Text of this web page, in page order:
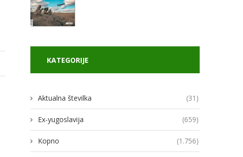
KATEGORIJE
Aktualna številka (31)
Ex-yugoslavija (659)
Kopno (1.756)